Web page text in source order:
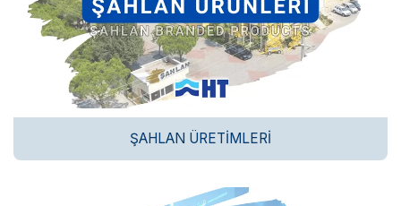
ŞAHLAN ÜRETIMLERI